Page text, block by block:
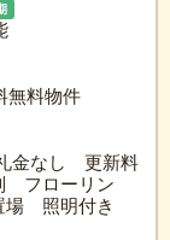
無料物件
金なし 更新料
フローリン
場 照明付き